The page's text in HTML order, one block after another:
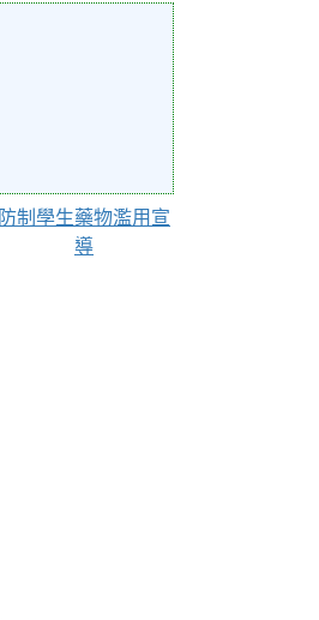
防制學生藥物濫用宣
導